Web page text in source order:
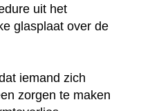
uit het
glasplaat over de
iemand zich
zorgen te maken